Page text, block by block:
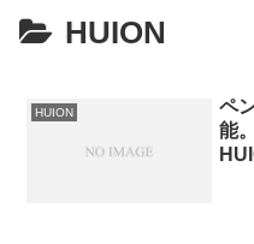
HUION
HUION
ペ
能